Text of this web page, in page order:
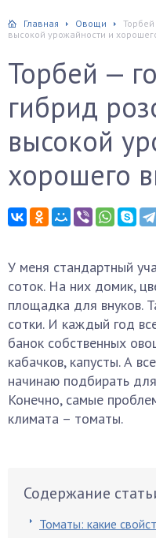
Главная Овощи
высокой урожайности и
Торбей —
гибрид
высокой
хорошего
У меня стандартный
соток. На них домик,
площадка для внуков.
сотки. И каждый год
банок собственных
кабачков, капусты. А
начинаю подбирать
Конечно, самые
климата – томаты.
Содержание
Томаты: какие